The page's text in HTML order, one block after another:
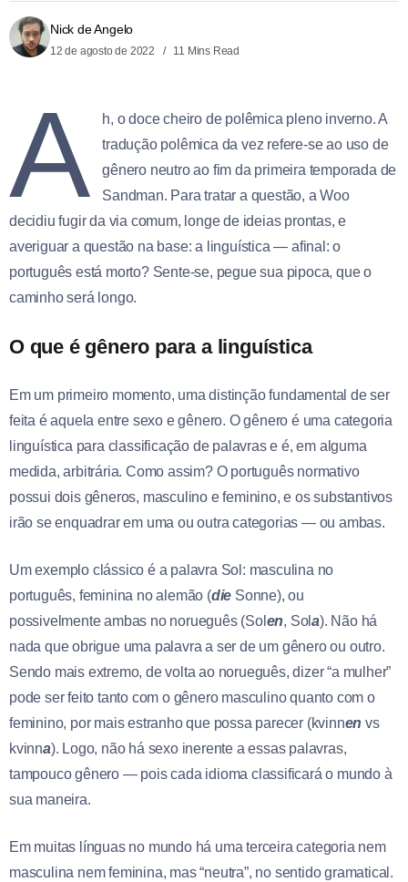
Nick de Angelo
12 de agosto de 2022 11 Mins Read
A
h, o doce cheiro de polêmica pleno inverno. A
tradução polêmica da vez refere-se ao uso de
gênero neutro ao fim da primeira temporada de
Sandman. Para tratar a questão, a Woo
decidiu fugir da via comum, longe de ideias prontas, e
averiguar a questão na base: a linguística — afinal: o
português está morto? Sente-se, pegue sua pipoca, que o
caminho será longo.
O que é gênero para a linguística
Em um primeiro momento, uma distinção fundamental de ser
feita é aquela entre sexo e gênero. O gênero é uma categoria
linguística para classificação de palavras e é, em alguma
medida, arbitrária. Como assim? O português normativo
possui dois gêneros, masculino e feminino, e os substantivos
irão se enquadrar em uma ou outra categorias — ou ambas.
Um exemplo clássico é a palavra Sol: masculina no
português, feminina no alemão (die Sonne), ou
possivelmente ambas no norueguês (Sol en, Sola). Não há
nada que obrigue uma palavra a ser de um gênero ou outro.
Sendo mais extremo, de volta ao norueguês, dizer “a mulher”
pode ser feito tanto com o gênero masculino quanto com o
feminino, por mais estranho que possa parecer (kvinnen vs
kvinna). Logo, não há sexo inerente a essas palavras,
tampouco gênero — pois cada idioma classificará o mundo à
sua maneira.
Em muitas línguas no mundo há uma terceira categoria nem
masculina nem feminina, mas “neutra”, no sentido gramatical.